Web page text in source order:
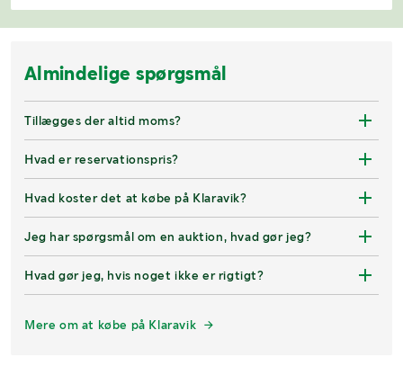
Almindelige spørgsmål
Tillægges der altid moms?
Hvad er reservationspris?
Hvad koster det at købe på Klaravik?
Jeg har spørgsmål om en auktion, hvad gør jeg?
Hvad gør jeg, hvis noget ikke er rigtigt?
Mere om at købe på Klaravik